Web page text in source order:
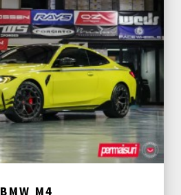
BMW M4